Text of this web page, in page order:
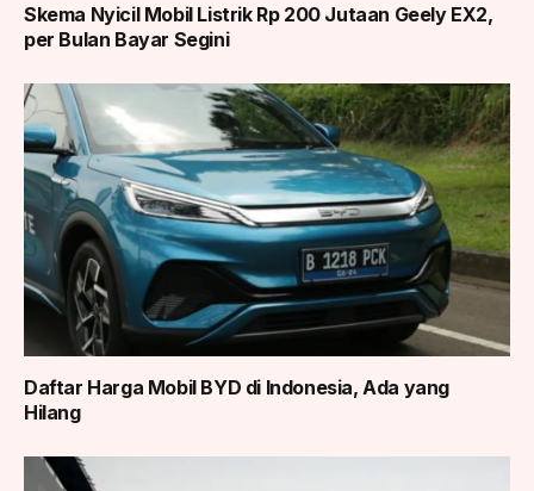
Skema Nyicil Mobil Listrik Rp 200 Jutaan Geely EX2,
per Bulan Bayar Segini
Daftar Harga Mobil BYD di Indonesia, Ada yang
Hilang